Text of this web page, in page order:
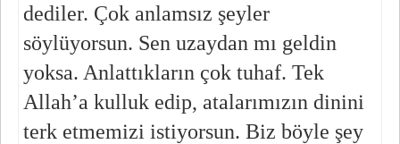
dediler. Çok anlamsız şeyler
söylüyorsun. Sen uzaydan mı geldin
yoksa. Anlattıkların çok tuhaf. Tek
Allah’a kulluk edip, atalarımızın dinini
terk etmemizi istiyorsun. Biz böyle şey